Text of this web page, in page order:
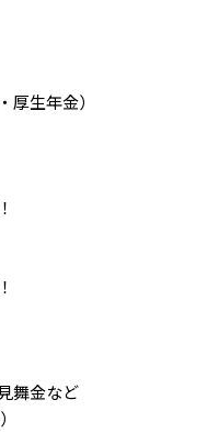
生年金）
舞金など